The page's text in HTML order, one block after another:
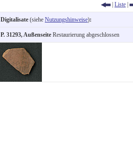
| Liste |
Digitalisate (siehe Nutzungshinweise):
P. 31293, Außenseite Restaurierung abgeschlossen